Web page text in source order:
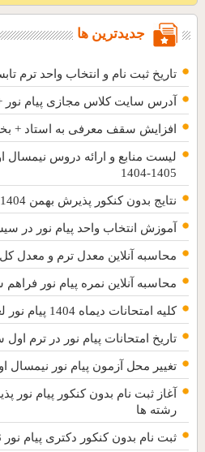
جدیدترین ها
تاریخ ثبت نام و انتخاب واحد ترم تابستان 1405 دانشگاه
آدرس سایت کلاس مجازی پیام نور +
افزایش سقف معرفی به استاد +
لیست منابع و ارائه دروس نیمسال
1405-1404
نتایج بدون کنکور پذیرش بهمن 1404 اعلام شد
آموزش انتخاب واحد پیام نور در
محاسبه آنلاین معدل ترم و معدل کل
محاسبه آنلاین نمره پیام نور
کلیه امتحانات دیماه 1404 پیام نور لغو شد
تاریخ امتحانات پیام نور در ترم اول سال
تغییر محل آزمون پیام نور نیمسال اول 1405-
رشته ها
ثبت نام بدون کنکور دکتری پیام نور 1403 آغاز شد